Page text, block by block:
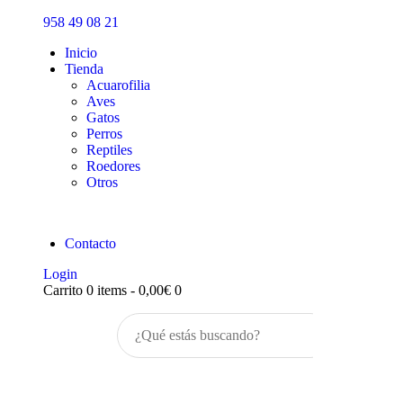
958 49 08 21
Inicio
Tienda
Acuarofilia
Aves
Gatos
Perros
Reptiles
Roedores
Otros
Contacto
Login
Carrito 0 items - 0,00€ 0
Inicio